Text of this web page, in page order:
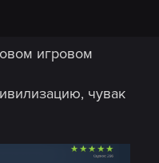
игровом
чувак